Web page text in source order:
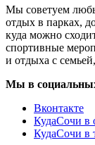
Мы советуем
отдых в парках,
куда можно
спортивные
и отдыха с
Мы в
Вконтакте
КудаСочи в
КудаСочи в